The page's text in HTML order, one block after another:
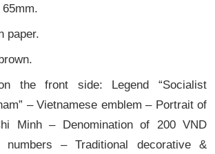
paper.
the front side: Legend “Socialist
– Vietnamese emblem – Portrait of
Minh – Denomination of 200 VND
– Traditional decorative &